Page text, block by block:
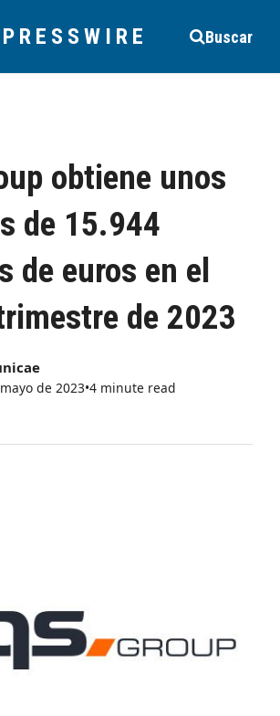
PRESSWIRE Buscar
obtiene unos
de 15.944
de euros en el
de 2023
de 2023•4 minute read